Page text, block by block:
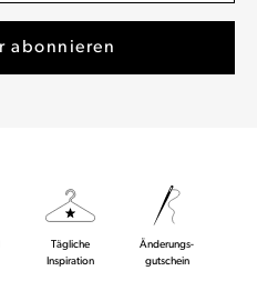
Tägliche
Inspiration
Änderungs-
gutschein